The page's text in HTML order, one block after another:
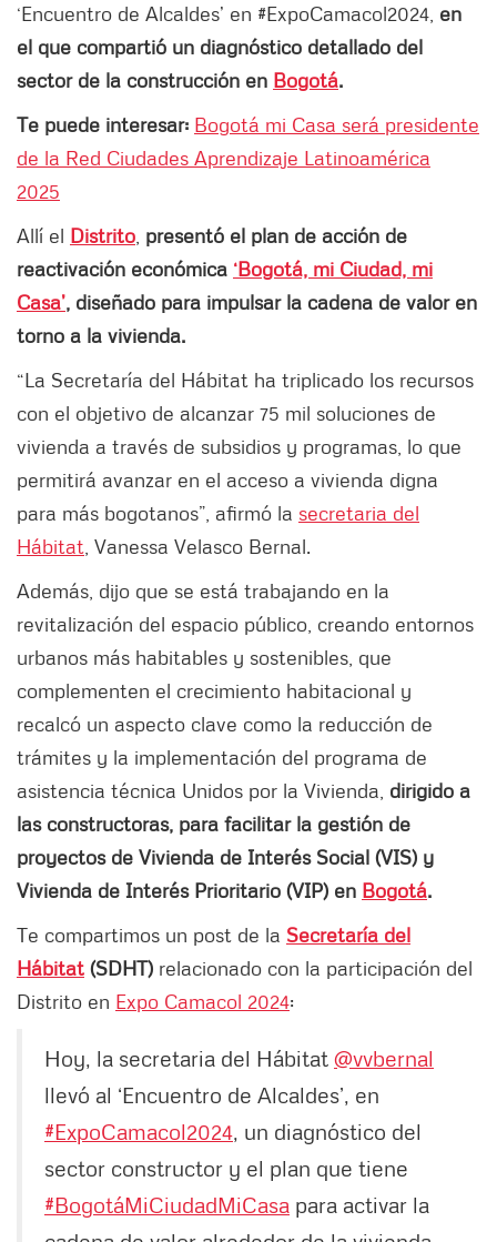
‘Encuentro de Alcaldes’ en #ExpoCamacol2024, en
el que compartió un diagnóstico detallado del
sector de la construcción en Bogotá.
Te puede interesar: Bogotá mi Casa será presidente
de la Red Ciudades Aprendizaje Latinoamérica
2025
Allí el Distrito presentó el plan de acción de
reactivación económica ‘Bogotá, mi Ciudad, mi
Casa’, diseñado para impulsar la cadena de valor en
torno a la vivienda.
“La Secretaría del Hábitat ha triplicado los recursos
con el objetivo de alcanzar 75 mil soluciones de
vivienda a través de subsidios y programas, lo que
permitirá avanzar en el acceso a vivienda digna
para más bogotanos”, afirmó la secretaria del
Hábitat , Vanessa Velasco Bernal.
Además, dijo que se está trabajando en la
revitalización del espacio público, creando entornos
urbanos más habitables y sostenibles, que
complementen el crecimiento habitacional y
recalcó un aspecto clave como la reducción de
trámites y la implementación del programa de
asistencia técnica Unidos por la Vivienda, dirigido a
las constructoras, para facilitar la gestión de
proyectos de Vivienda de Interés Social (VIS) y
Vivienda de Interés Prioritario (VIP) en Bogotá.
Te compartimos un post de la Secretaría del
Hábitat (SDHT) relacionado con la participación del
Distrito en Expo Camacol 2024:
Hoy, la secretaria del Hábitat @vvbernal
llevó al ‘Encuentro de Alcaldes’, en
#ExpoCamacol2024, un diagnóstico del
sector constructor y el plan que tiene
#BogotáMiCiudadMiCasa para activar la